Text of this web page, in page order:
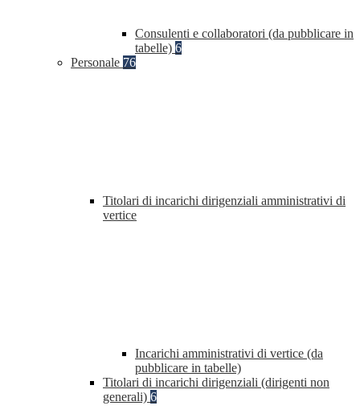
Consulenti e collaboratori (da pubblicare in
tabelle) 6
Personale 76
Titolari di incarichi dirigenziali amministrativi di
vertice
Incarichi amministrativi di vertice (da
pubblicare in tabelle)
Titolari di incarichi dirigenziali (dirigenti non
generali) 6